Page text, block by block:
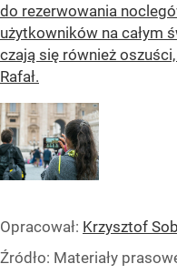
do rezerwowania
użytkowników na całym
czają się również
Rafał.
Opracował: Krzysztof
Źródło: Materiały